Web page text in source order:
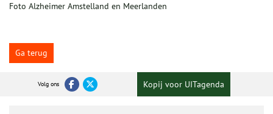
Foto Alzheimer Amstelland en Meerlanden
Ga terug
Volg ons Kopij voor UITagenda